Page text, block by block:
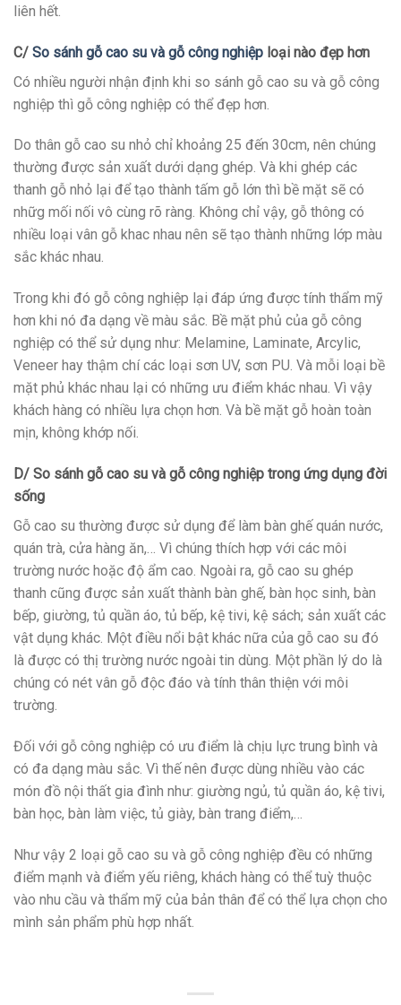
liên hết.
C/ So sánh gỗ cao su và gỗ công nghiệp loại nào đẹp hơn
Có nhiều người nhận định khi so sánh gỗ cao su và gỗ công
nghiệp thì gỗ công nghiệp có thể đẹp hơn.
Do thân gỗ cao su nhỏ chỉ khoảng 25 đến 30cm, nên chúng
thường được sản xuất dưới dạng ghép. Và khi ghép các
thanh gỗ nhỏ lại để tạo thành tấm gỗ lớn thì bề mặt sẽ có
nhữg mối nối vô cùng rõ ràng. Không chỉ vậy, gỗ thông có
nhiều loại vân gỗ khac nhau nên sẽ tạo thành những lớp màu
sắc khác nhau.
Trong khi đó gỗ công nghiệp lại đáp ứng được tính thẩm mỹ
hơn khi nó đa dạng về màu sắc. Bề mặt phủ của gỗ công
nghiệp có thể sử dụng như: Melamine, Laminate, Arcylic,
Veneer hay thậm chí các loại sơn UV, sơn PU. Và mỗi loại bề
mặt phủ khác nhau lại có những ưu điểm khác nhau. Vì vậy
khách hàng có nhiều lựa chọn hơn. Và bề mặt gỗ hoàn toàn
mịn, không khớp nối.
D/ So sánh gỗ cao su và gỗ công nghiệp trong ứng dụng đời
sống
Gỗ cao su thường được sử dụng để làm bàn ghế quán nước,
quán trà, cửa hàng ăn,… Vì chúng thích hợp với các môi
trường nước hoặc độ ẩm cao. Ngoài ra, gỗ cao su ghép
thanh cũng được sản xuất thành bàn ghế, bàn học sinh, bàn
bếp, giường, tủ quần áo, tủ bếp, kệ tivi, kệ sách; sản xuất các
vật dụng khác. Một điều nổi bật khác nữa của gỗ cao su đó
là được có thị trường nước ngoài tin dùng. Một phần lý do là
chúng có nét vân gỗ độc đáo và tính thân thiện với môi
trường.
Đối với gỗ công nghiệp có ưu điểm là chịu lực trung bình và
có đa dạng màu sắc. Vì thế nên được dùng nhiều vào các
món đồ nội thất gia đình như: giường ngủ, tủ quần áo, kệ tivi,
bàn học, bàn làm việc, tủ giày, bàn trang điểm,…
Như vậy 2 loại gỗ cao su và gỗ công nghiệp đều có những
điểm mạnh và điểm yếu riêng, khách hàng có thể tuỳ thuộc
vào nhu cầu và thẩm mỹ của bản thân để có thể lựa chọn cho
mình sản phẩm phù hợp nhất.